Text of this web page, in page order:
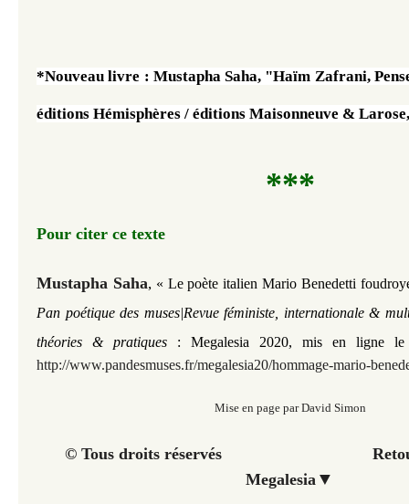
*Nouveau livre : Mustapha Saha, "Haïm Zafrani,
éditions Hémisphères / éditions Maisonneuve &
***
Pour citer ce texte
​Mustapha Saha, « Le poète italien Mario Benedetti
Pan poétique des muses|Revue féministe, internationale &
théories & pratiques : Megalesia 2020, mis en ligne
http://www.pandesmuses.fr/megalesia20/hommage-mario-
Mise en page par David Simon
© Tous droits réservés Retour à
Megalesia ▼